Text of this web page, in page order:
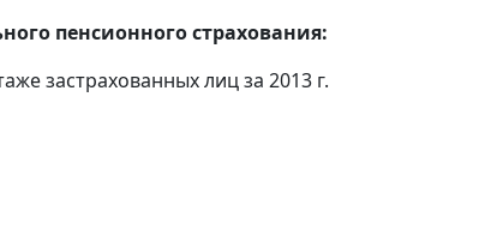
пенсионного страхования:
застрахованных лиц за 2013 г.